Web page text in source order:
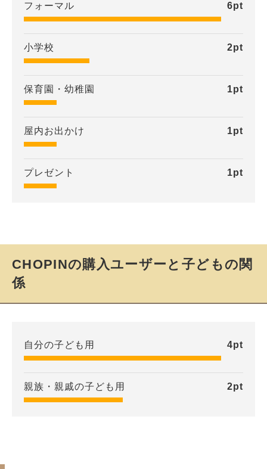
フォーマル 6pt
小学校 2pt
保育園・幼稚園 1pt
屋内お出かけ 1pt
プレゼント 1pt
CHOPINの購入ユーザーと子どもの関
係
自分の子ども用 4pt
親族・親戚の子ども用 2pt